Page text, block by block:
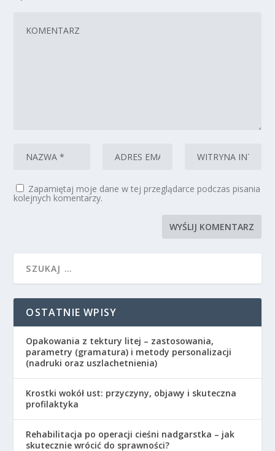
Zapamiętaj moje dane w tej przeglądarce podczas pisania
kolejnych komentarzy.
OSTATNIE WPISY
Opakowania z tektury litej – zastosowania,
parametry (gramatura) i metody personalizacji
(nadruki oraz uszlachetnienia)
Krostki wokół ust: przyczyny, objawy i skuteczna
profilaktyka
Rehabilitacja po operacji cieśni nadgarstka – jak
skutecznie wrócić do sprawności?